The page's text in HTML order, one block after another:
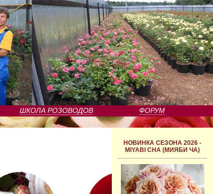
ШКОЛА РОЗОВОДОВ ФОРУМ
НОВИНКА СЕЗОНА 2026 -
MIYABI CHA (МИЯБИ ЧА)